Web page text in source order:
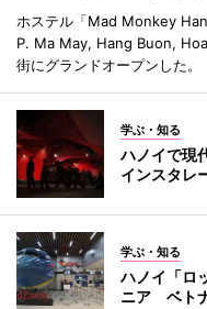
ホステル「Mad Monkey
P. Ma May, Hang Buon,
街にグランドオープンした。
学ぶ・知る
ハノイで現
インスタレ
学ぶ・知る
ハノイ「ロ
ニア ベト